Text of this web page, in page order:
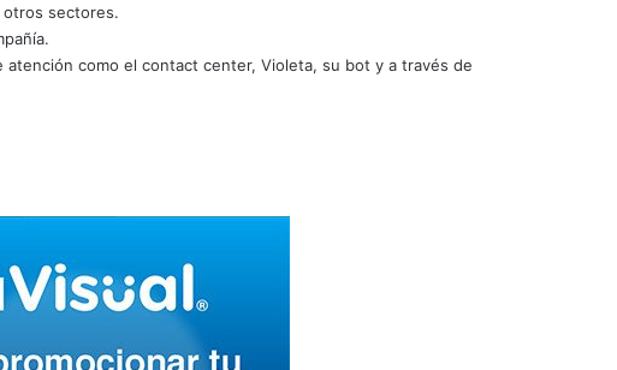
otros sectores.
atención como el contact center, Violeta, su bot y a través de